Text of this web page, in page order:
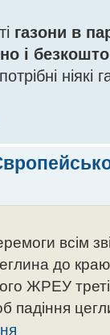
газони в
і
ніякі
всім
до
ЖРЕУ
падіння